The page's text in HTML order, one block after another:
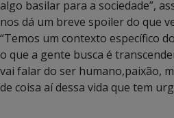
algo basilar para a sociedade”,
nos dá um breve spoiler do que
“Temos um contexto específico
o que a gente busca é
vai falar do ser humano,paixão,
de coisa aí dessa vida que tem